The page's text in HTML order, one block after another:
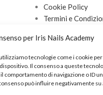
per Iris Nails Academy
tecnologie come i cookie
Il consenso a queste
comportamento di navigazione o ID
può influire negativamente su
Cookie Policy
Termini e